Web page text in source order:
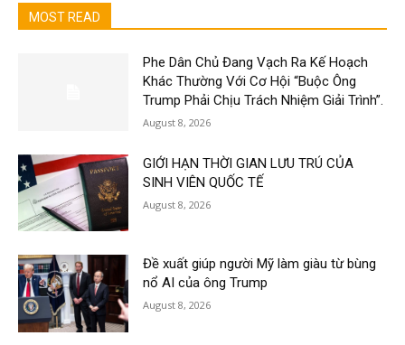
MOST READ
Phe Dân Chủ Đang Vạch Ra Kế Hoạch
Khác Thường Với Cơ Hội “Buộc Ông
Trump Phải Chịu Trách Nhiệm Giải Trình”.
August 8, 2026
GIỚI HẠN THỜI GIAN LƯU TRÚ CỦA
SINH VIÊN QUỐC TẾ
August 8, 2026
Đề xuất giúp người Mỹ làm giàu từ bùng
nổ AI của ông Trump
August 8, 2026